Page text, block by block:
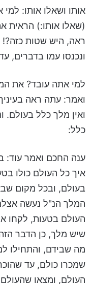
אותו ושאלו אותו:
(שאלו אותו:) הראית
ראה, היש שטות כזה?!
ונכנסו עמו בדברים,
למי אתה עובד? את
ואמר: עתה ראה
ואין מלך כלל בעולם.
כלל:
ענה החכם ואמר עוד:
איך כל העולם כולו
בעולם, ובכל מקום
המלך הנ"ל נעשה
העולם בטעות, לקחו
שיש מלך, כן הדבר
מה שבידם, והתחילו
שמכרו כולם, עד
העולם, ומצאו שהעולם